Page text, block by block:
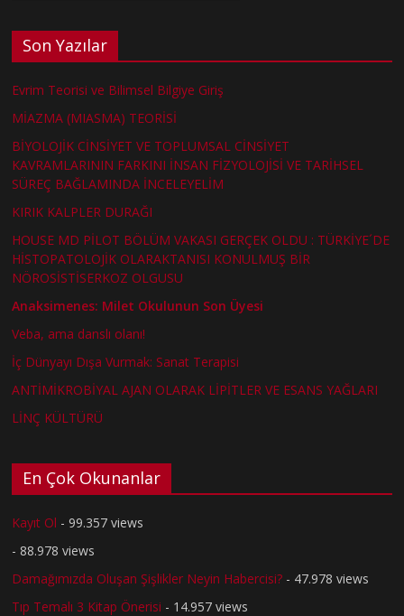
Son Yazılar
Evrim Teorisi ve Bilimsel Bilgiye Giriş
MİAZMA (MIASMA) TEORİSİ
BİYOLOJİK CİNSİYET VE TOPLUMSAL CİNSİYET
KAVRAMLARININ FARKINI İNSAN FİZYOLOJİSİ VE TARİHSEL
SÜREÇ BAĞLAMINDA İNCELEYELİM
KIRIK KALPLER DURAĞI
HOUSE MD PİLOT BÖLÜM VAKASI GERÇEK OLDU : TÜRKİYE´DE
HİSTOPATOLOJİK OLARAKTANISI KONULMUŞ BİR
NÖROSİSTİSERKOZ OLGUSU
Anaksimenes: Milet Okulunun Son Üyesi
Veba, ama danslı olanı!
İç Dünyayı Dışa Vurmak: Sanat Terapisi
ANTİMİKROBİYAL AJAN OLARAK LİPİTLER VE ESANS YAĞLARI
LİNÇ KÜLTÜRÜ
En Çok Okunanlar
Kayıt Ol - 99.357 views
- 88.978 views
Damağımızda Oluşan Şişlikler Neyin Habercisi? - 47.978 views
Tıp Temalı 3 Kitap Önerisi - 14.957 views